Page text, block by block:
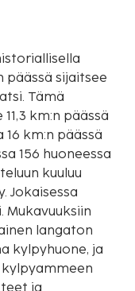
päässä sijaitsee
km:n päässä
km:n päässä
156 huoneessa
kuuluu
Jokaisessa
Mukavuuksiin
langaton
kylpyhuone, ja
kylpyammeen